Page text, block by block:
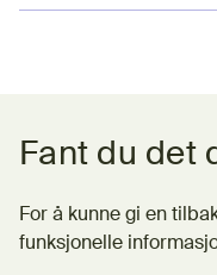
Fant du det
For å kunne gi en
funksjonelle